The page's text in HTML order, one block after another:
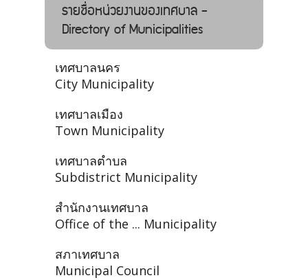
รายชื่อหน่วยงานของเทศบาล -
Directory of Municipalities
เทศบาลนคร
City Municipality
เทศบาลเมือง
Town Municipality
เทศบาลตำบล
Subdistrict Municipality
สำนักงานเทศบาล
Office of the ... Municipality
สภาเทศบาล
Municipal Council